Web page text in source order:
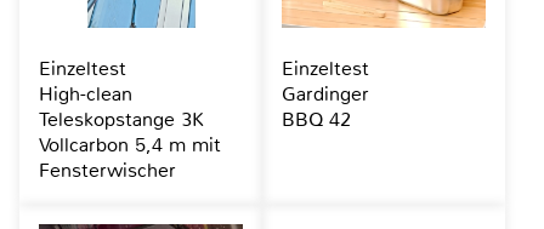
Einzeltest
High-clean
Teleskopstange 3K
Vollcarbon 5,4 m mit
Fensterwischer
Einzeltest
Gardinger
BBQ 42